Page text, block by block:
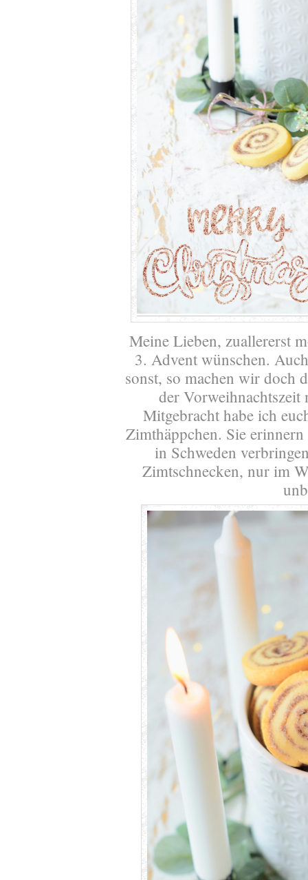
Meine Lieben, zuallererst
3. Advent wünschen.
sonst, so machen wir doch
der Vorweihnachtszeit
Mitgebracht habe ich
Zimthäppchen. Sie
in Schweden
Zimtschnecken, nur im